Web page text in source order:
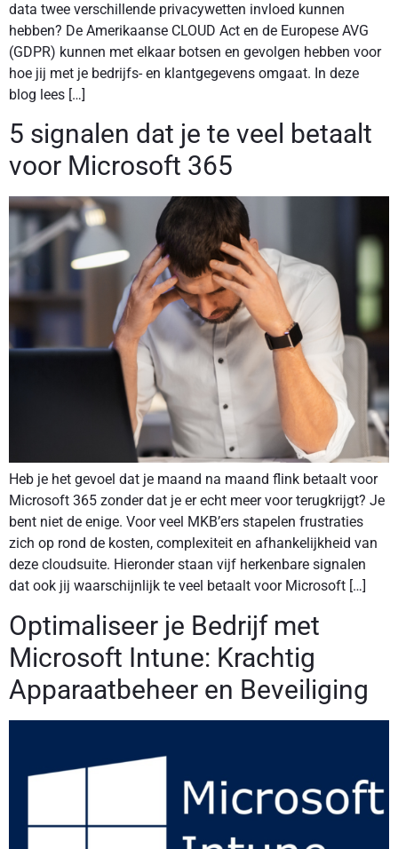
data twee verschillende privacywetten invloed kunnen
hebben? De Amerikaanse CLOUD Act en de Europese AVG
(GDPR) kunnen met elkaar botsen en gevolgen hebben voor
hoe jij met je bedrijfs- en klantgegevens omgaat. In deze
blog lees […]
5 signalen dat je te veel betaalt
voor Microsoft 365
Heb je het gevoel dat je maand na maand flink betaalt voor
Microsoft 365 zonder dat je er echt meer voor terugkrijgt? Je
bent niet de enige. Voor veel MKB’ers stapelen frustraties
zich op rond de kosten, complexiteit en afhankelijkheid van
deze cloudsuite. Hieronder staan vijf herkenbare signalen
dat ook jij waarschijnlijk te veel betaalt voor Microsoft […]
Optimaliseer je Bedrijf met
Microsoft Intune: Krachtig
Apparaatbeheer en Beveiliging